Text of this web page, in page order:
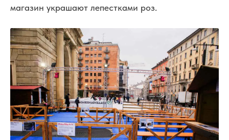
магазин украшают лепестками роз.